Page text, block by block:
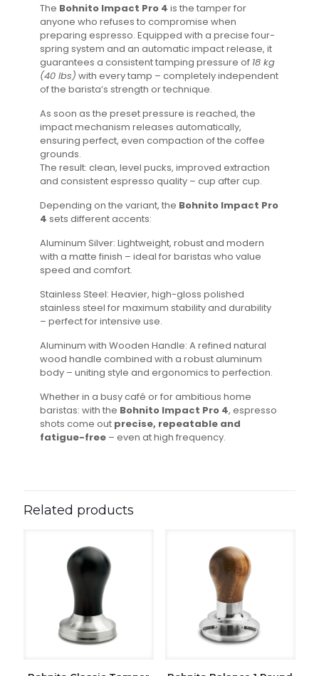
The Bohnito Impact Pro 4 is the tamper for
anyone who refuses to compromise when
preparing espresso. Equipped with a precise four-
spring system and an automatic impact release, it
guarantees a consistent tamping pressure of 18 kg
(40 lbs) with every tamp – completely independent
of the barista’s strength or technique.
As soon as the preset pressure is reached, the
impact mechanism releases automatically,
ensuring perfect, even compaction of the coffee
grounds.
The result: clean, level pucks, improved extraction
and consistent espresso quality – cup after cup.
Depending on the variant, the Bohnito Impact Pro
4 sets different accents:
Aluminum Silver: Lightweight, robust and modern
with a matte finish – ideal for baristas who value
speed and comfort.
Stainless Steel: Heavier, high-gloss polished
stainless steel for maximum stability and durability
– perfect for intensive use.
Aluminum with Wooden Handle: A refined natural
wood handle combined with a robust aluminum
body – uniting style and ergonomics to perfection.
Whether in a busy café or for ambitious home
baristas: with the Bohnito Impact Pro 4, espresso
shots come out precise, repeatable and
fatigue-free – even at high frequency.
Related products